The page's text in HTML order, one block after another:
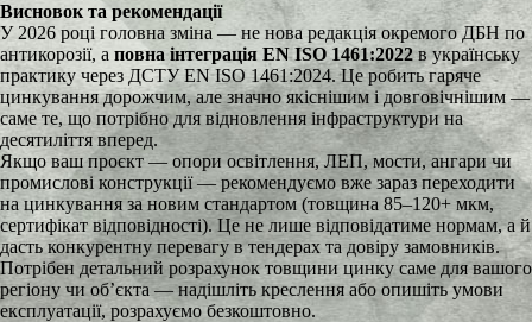
Висновок та рекомендації
У 2026 році головна зміна — не нова редакція окремого ДБН по
антикорозії, а повна інтеграція EN ISO 1461:2022в українську
практику через ДСТУ EN ISO 1461:2024. Це робить гаряче
цинкування дорожчим, але значно якіснішим і довговічнішим —
саме те, що потрібно для відновлення інфраструктури на
десятиліття вперед.
Якщо ваш проєкт — опори освітлення, ЛЕП, мости, ангари чи
промислові конструкції — рекомендуємо вже зараз переходити
на цинкування за новим стандартом (товщина 85–120+ мкм,
сертифікат відповідності). Це не лише відповідатиме нормам, а й
дасть конкурентну перевагу в тендерах та довіру замовників.
Потрібен детальний розрахунок товщини цинку саме для вашого
регіону чи об’єкта — надішліть креслення або опишіть умови
експлуатації, розрахуємо безкоштовно.